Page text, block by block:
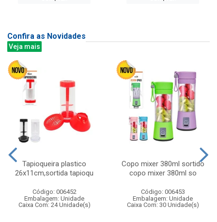
Confira as Novidades
Veja mais
Tapioqueira plastico
26x11cm,sortida tapioqu
Código: 006452
Embalagem: Unidade
Caixa Com: 24 Unidade(s)
Copo mixer 380ml sortido
copo mixer 380ml so
Código: 006453
Embalagem: Unidade
Caixa Com: 30 Unidade(s)